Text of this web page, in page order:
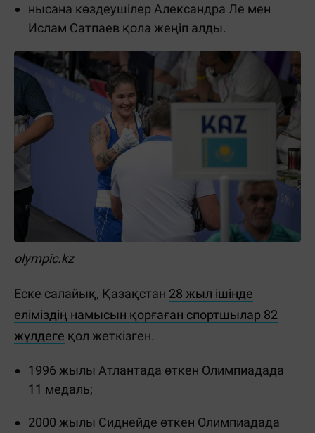
нысана көздеушілер Александра Ле мен
Ислам Сатпаев қола жеңіп алды.
olympic.kz
Еске салайық, Қазақстан 28 жыл ішінде
еліміздің намысын қорғаған спортшылар 82
жүлдеге қол жеткізген.
1996 жылы Атлантада өткен Олимпиадада
11 медаль;
2000 жылы Сиднейде өткен Олимпиадада